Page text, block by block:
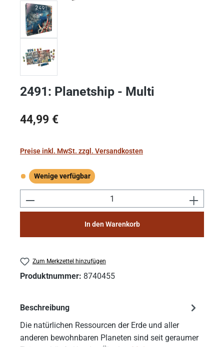
2491: Planetship - Multi
Regulärer Preis:
44,99 €
Preise inkl. MwSt. zzgl. Versandkosten
Wenige verfügbar
Wenige verfügbar
Produkt Anzahl: Gib den gewünschten
In den Warenkorb
Zum Merkzettel hinzufügen
Produktnummer: 8740455
Beschreibung
Die natürlichen Ressourcen der Erde und aller
anderen bewohnbaren Planeten sind seit geraumer